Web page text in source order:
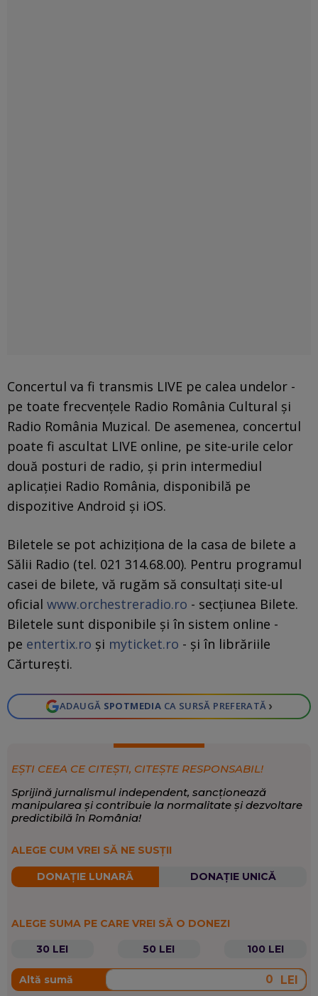
Concertul va fi transmis LIVE pe calea undelor -
pe toate frecvenţele Radio România Cultural şi
Radio România Muzical. De asemenea, concertul
poate fi ascultat LIVE online, pe site-urile celor
două posturi de radio, și prin intermediul
aplicației Radio România, disponibilă pe
dispozitive Android și iOS.
Biletele se pot achiziționa de la casa de bilete a
Sălii Radio (tel. 021 314.68.00). Pentru programul
casei de bilete, vă rugăm să consultați site-ul
oficial www.orchestreradio.ro - secțiunea Bilete.
Biletele sunt disponibile și în sistem online -
pe entertix.ro și myticket.ro - şi în librăriile
Cărtureşti.
ADAUGĂ SPOTMEDIA CA SURSĂ PREFERATĂ ›
EȘTI CEEA CE CITEȘTI, CITEȘTE RESPONSABIL!
Sprijină jurnalismul independent, sancționează
manipularea și contribuie la normalitate și dezvoltare
predictibilă în România!
ALEGE CUM VREI SĂ NE SUSȚII
DONAȚIE LUNARĂ DONAȚIE UNICĂ
ALEGE SUMA PE CARE VREI SĂ O DONEZI
30 LEI
50 LEI 100 LEI
Altă sumă LEI